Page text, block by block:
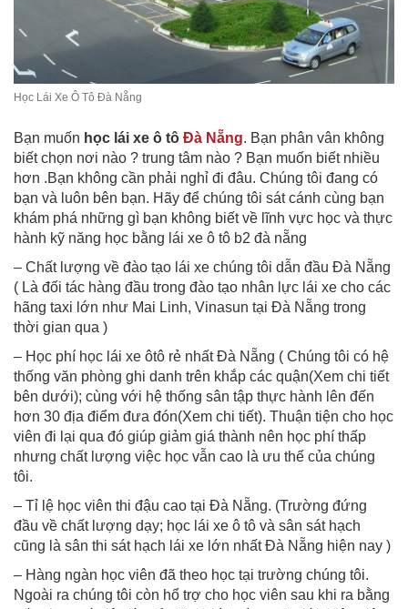
Học Lái Xe Ô Tô Đà Nẵng
Bạn muốn học lái xe ô tô Đà Nẵng. Bạn phân vân không
biết chọn nơi nào ? trung tâm nào ? Bạn muốn biết nhiều
hơn .Bạn không cần phải nghỉ đi đâu. Chúng tôi đang có
bạn và luôn bên bạn. Hãy để chúng tôi sát cánh cùng bạn
khám phá những gì bạn không biết về lĩnh vực học và thực
hành kỹ năng học bằng lái xe ô tô b2 đà nẵng
– Chất lượng về đào tạo lái xe chúng tôi dẫn đầu Đà Nẵng
( Là đối tác hàng đầu trong đào tạo nhân lực lái xe cho các
hãng taxi lớn như Mai Linh, Vinasun tại Đà Nẵng trong
thời gian qua )
– Học phí học lái xe ôtô rẻ nhất Đà Nẵng ( Chúng tôi có hệ
thống văn phòng ghi danh trên khắp các quận(Xem chi tiết
bên dưới); cùng với hệ thống sân tập thực hành lên đến
hơn 30 địa điểm đưa đón(Xem chi tiết). Thuận tiện cho học
viên đi lại qua đó giúp giảm giá thành nên học phí thấp
nhưng chất lượng việc học vẫn cao là ưu thế của chúng
tôi.
– Tỉ lệ học viên thi đậu cao tại Đà Nẵng. (Trường đứng
đầu về chất lượng dạy; học lái xe ô tô và sân sát hạch
cũng là sân thi sát hạch lái xe lớn nhất Đà Nẵng hiện nay )
– Hàng ngàn học viên đã theo học tại trường chúng tôi.
Ngoài ra chúng tôi còn hổ trợ cho học viên sau khi ra bằng